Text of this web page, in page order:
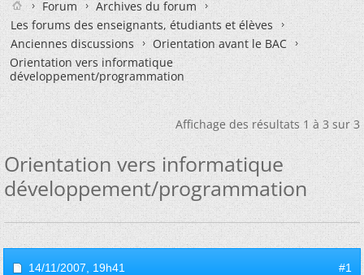
Forum
Archives du forum
Les forums des enseignants, étudiants et élèves
Anciennes discussions
Orientation avant le BAC
Orientation vers informatique
développement/programmation
Affichage des résultats 1 à 3 sur 3
Orientation vers informatique
développement/programmation
14/11/2007, 19h41 #1